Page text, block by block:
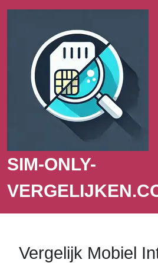
SIM-ONLY-
Vergelijk Mobiel